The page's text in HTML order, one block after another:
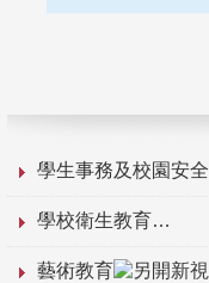
學生事務及校園安全
學校衛生教育
藝術教育